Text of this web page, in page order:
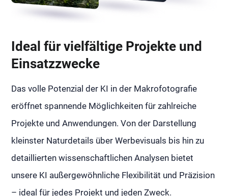
Ideal für vielfältige Projekte und
Einsatzzwecke
Das volle Potenzial der KI in der Makrofotografie
eröffnet spannende Möglichkeiten für zahlreiche
Projekte und Anwendungen. Von der Darstellung
kleinster Naturdetails über Werbevisuals bis hin zu
detaillierten wissenschaftlichen Analysen bietet
unsere KI außergewöhnliche Flexibilität und Präzision
– ideal für jedes Projekt und jeden Zweck.